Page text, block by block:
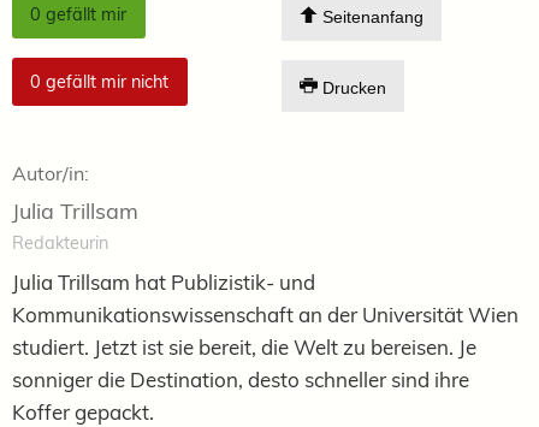
0 gefällt mir
0 gefällt mir nicht
Seitenanfang
Drucken
Autor/in:
Julia Trillsam
Redakteurin
Julia Trillsam hat Publizistik- und
Kommunikationswissenschaft an der Universität Wien
studiert. Jetzt ist sie bereit, die Welt zu bereisen. Je
sonniger die Destination, desto schneller sind ihre
Koffer gepackt.